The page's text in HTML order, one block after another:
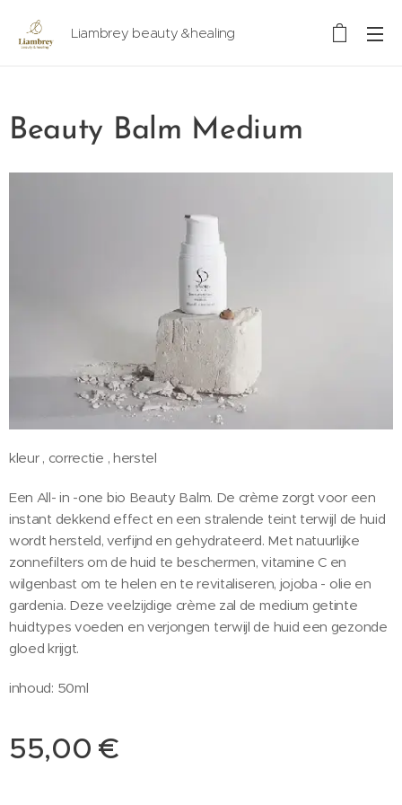
Liambrey beauty &healing
Beauty Balm Medium
kleur , correctie , herstel
Een All- in -one bio Beauty Balm. De crème zorgt voor een
instant dekkend effect en een stralende teint terwijl de huid
wordt hersteld, verfijnd en gehydrateerd. Met natuurlijke
zonnefilters om de huid te beschermen, vitamine C en
wilgenbast om te helen en te revitaliseren, jojoba - olie en
gardenia. Deze veelzijdige crème zal de medium getinte
huidtypes voeden en verjongen terwijl de huid een gezonde
gloed krijgt.
inhoud: 50ml
55,00 €